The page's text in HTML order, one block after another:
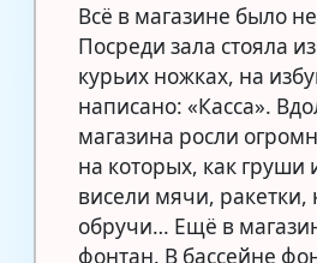
Всё в магазине было
Посреди зала стояла
курьих ножках, на
написано: «Касса».
магазина росли
на которых, как груши
висели мячи, ракетки,
обручи… Ещё в
фонтан. В бассейне